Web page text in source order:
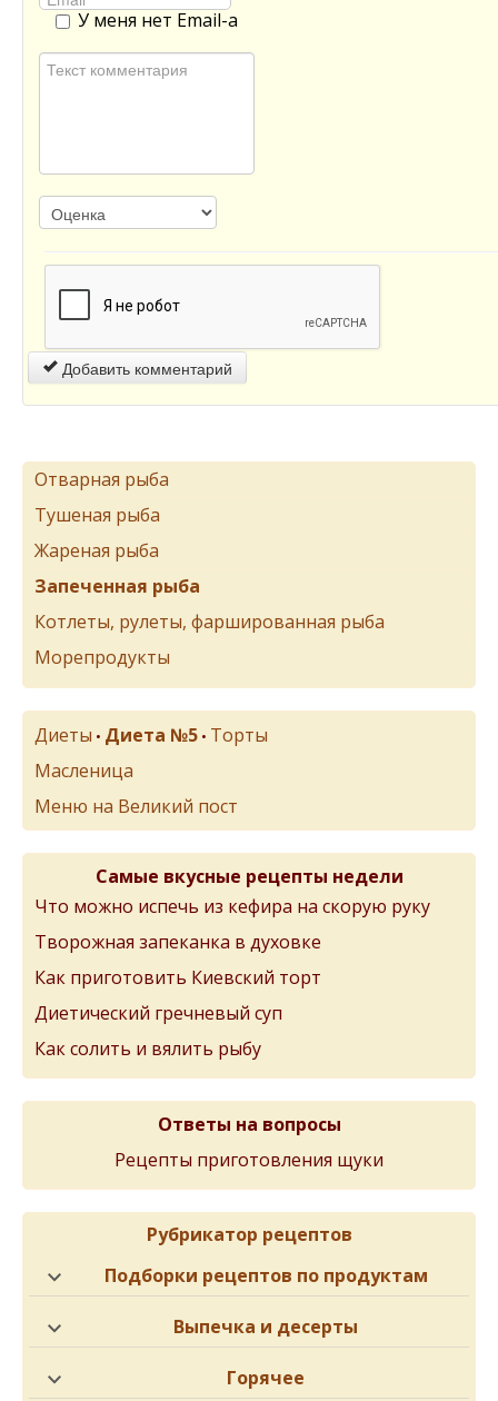
У меня нет Email-а
Добавить комментарий
Отварная рыба
Тушеная рыба
Жареная рыба
Запеченная рыба
Котлеты, рулеты, фаршированная рыба
Морепродукты
Диеты • Диета №5 • Торты
Масленица
Меню на Великий пост
Самые вкусные рецепты недели
Что можно испечь из кефира на скорую руку
Творожная запеканка в духовке
Как приготовить Киевский торт
Диетический гречневый суп
Как солить и вялить рыбу
Ответы на вопросы
Рецепты приготовления щуки
Рубрикатор рецептов
Подборки рецептов по продуктам
Выпечка и десерты
Горячее